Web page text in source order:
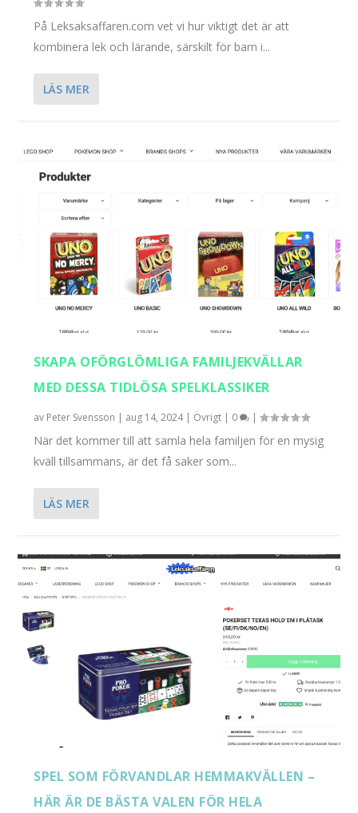
På Leksaksaffaren.com vet vi hur viktigt det är att
kombinera lek och lärande, särskilt för barn i...
LÄS MER
SKAPA OFÖRGLÖMLIGA FAMILJEKVÄLLAR
MED DESSA TIDLÖSA SPELKLASSIKER
av Peter Svensson | aug 14, 2024| Övrigt | 0 |
När det kommer till att samla hela familjen för en mysig
kväll tillsammans, är det få saker som...
LÄS MER
SPEL SOM FÖRVANDLAR HEMMAKVÄLLEN –
HÄR ÄR DE BÄSTA VALEN FÖR HELA